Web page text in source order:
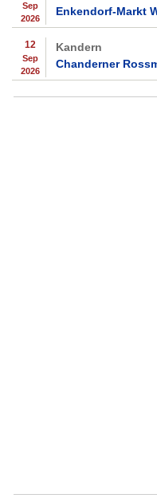
Sep
2026
Enkendorf-Markt
12
Sep
2026
Kandern
Chanderner